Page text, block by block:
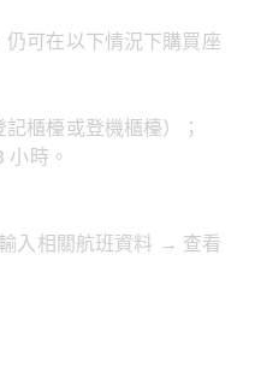
可在以下情況下購買座
櫃檯或登機櫃檯）；
時。
入相關航班資料 → 查看